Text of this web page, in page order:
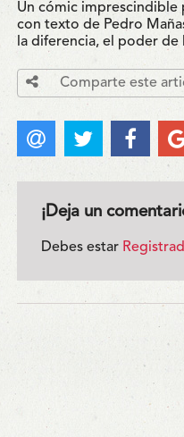
Un cómic imprescindible
con texto de Pedro
la diferencia, el poder de
Comparte este
¡Deja un
Debes estar